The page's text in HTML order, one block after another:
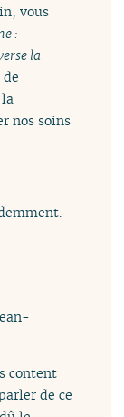
vous
:
la
nos soins
content
de ce